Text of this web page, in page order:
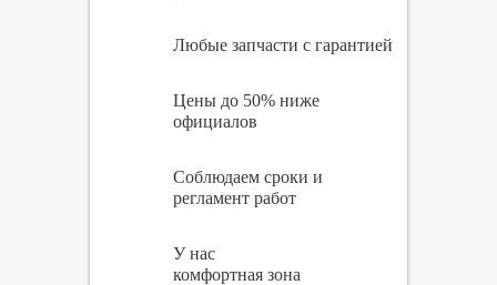
Любые запчасти с гарантией
Цены до 50% ниже
официалов
Соблюдаем сроки и
регламент работ
У нас
комфортная зона